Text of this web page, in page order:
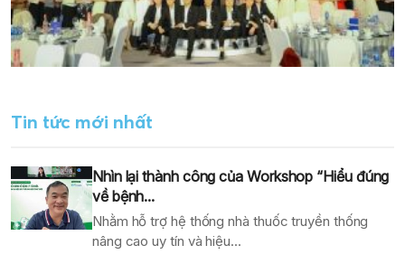
Tin tức mới nhất
Nhìn lại thành công của Workshop “Hiểu đúng
về bệnh...
Nhằm hỗ trợ hệ thống nhà thuốc truyền thống
nâng cao uy tín và hiệu...